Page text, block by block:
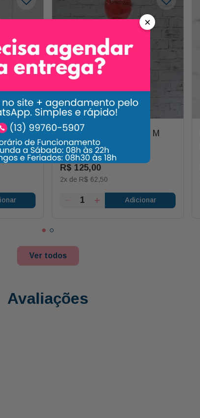
Kalanchoe com Bubble M
com Mensagem
R$ 125,00
2x de R$ 62,50
Adicionar
Ver todos
Avaliações
×